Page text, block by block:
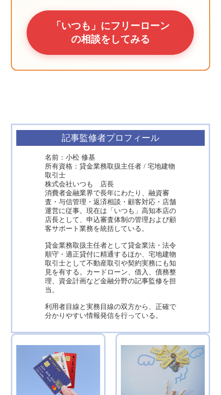
「いつも」にフリーローン
の相談をしてみる
記事監修者プロフィール
名前：小松 修基
所有資格：貸金業務取扱主任者 / 宅地建物
取引士
株式会社いつも 店長
消費者金融業界で長年にわたり、融資審
査・与信管理・返済相談・顧客対応・店舗
運営に従事。現在は「いつも」高知本店の
店長として、申込審査体制の管理および顧
客サポート業務を統括している。
貸金業務取扱主任者として貸金業法・法令
順守・適正貸付に精通するほか、宅地建物
取引士として不動産取引や契約実務にも知
見を有する。カードローン、借入、債務整
理、資金計画など金融分野の記事監修を担
当。
利用者目線と実務目線の双方から、正確で
分かりやすい情報発信を行っている。